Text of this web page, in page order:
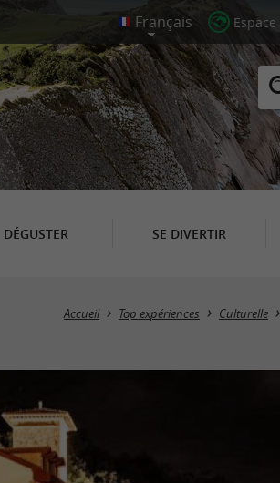
Espace
DÉGUSTER SE DIVERTIR
Accueil Top expériences Culturelle